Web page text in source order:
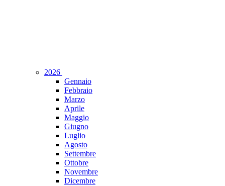
2026
Gennaio
Febbraio
Marzo
Aprile
Maggio
Giugno
Luglio
Agosto
Settembre
Ottobre
Novembre
Dicembre